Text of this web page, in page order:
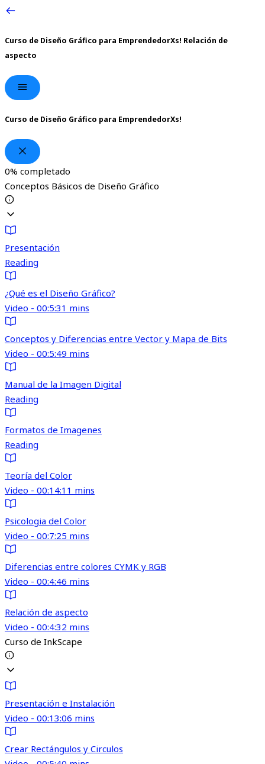
Curso de Diseño Gráfico para EmprendedorXs! Relación de
aspecto
Curso de Diseño Gráfico para EmprendedorXs!
0% completado
Conceptos Básicos de Diseño Gráfico
Presentación
Reading
¿Qué es el Diseño Gráfico?
Video - 00:5:31 mins
Conceptos y Diferencias entre Vector y Mapa de Bits
Video - 00:5:49 mins
Manual de la Imagen Digital
Reading
Formatos de Imagenes
Reading
Teoría del Color
Video - 00:14:11 mins
Psicologia del Color
Video - 00:7:25 mins
Diferencias entre colores CYMK y RGB
Video - 00:4:46 mins
Relación de aspecto
Video - 00:4:32 mins
Curso de InkScape
Presentación e Instalación
Video - 00:13:06 mins
Crear Rectángulos y Circulos